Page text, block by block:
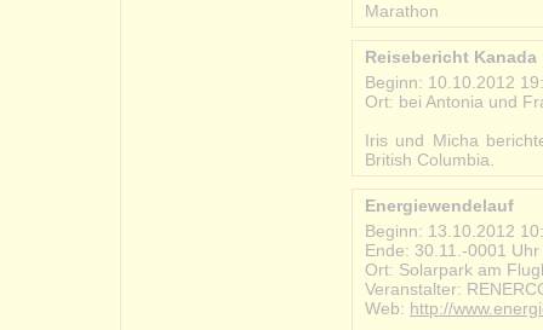
Marathon
Reisebericht Kanada
Beginn: 10.10.2012
Ort: bei Antonia und
Iris und Micha
British Columbia.
Energiewendelauf
Beginn: 13.10.2012
Ende: 30.11.-0001 Uhr
Ort: Solarpark am
Veranstalter:
Web: http://